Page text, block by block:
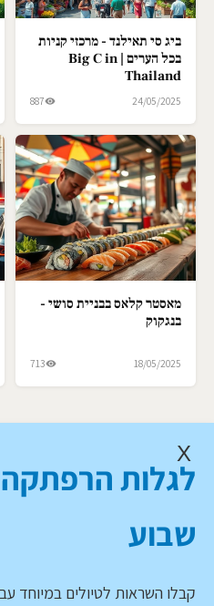
ביג סי תאילנד - מרכזי קניות
בכל הערים | Big C in
Thailand
24/05/2025
887
מאסטר קלאס בבניית סושי -
בנגקוק
18/05/2025
713
X
לגלות
שבוע
קבלו השראות לטיולים במיוחד